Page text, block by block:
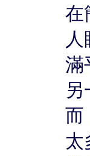
在
滿
而
太